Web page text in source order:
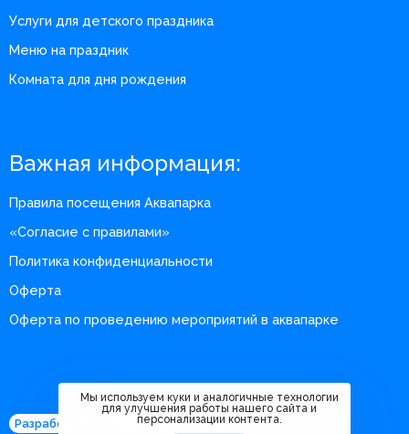
Услуги для детского праздника
Меню на праздник
Комната для дня рождения
Важная информация:
Правила посещения Аквапарка
«Согласие с правилами»
Политика конфиденциальности
Оферта
Оферта по проведению мероприятий в аквапарке
Разработка сайта - m360.digital
Мы используем куки и аналогичные технологии
для улучшения работы нашего сайта и
персонализации контента.